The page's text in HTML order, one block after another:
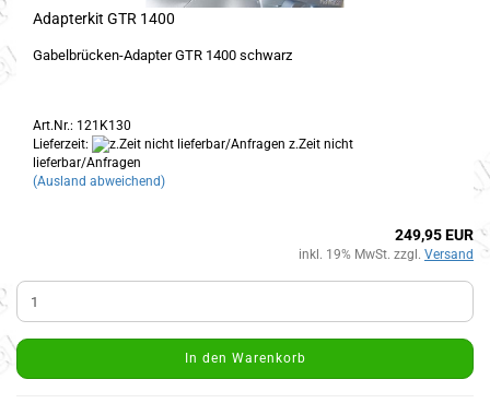
Adapterkit GTR 1400
Gabelbrücken-Adapter GTR 1400 schwarz
Art.Nr.: 121K130
Lieferzeit:
z.Zeit nicht
lieferbar/Anfragen
(Ausland abweichend)
249,95 EUR
inkl. 19% MwSt. zzgl. Versand
In den Warenkorb